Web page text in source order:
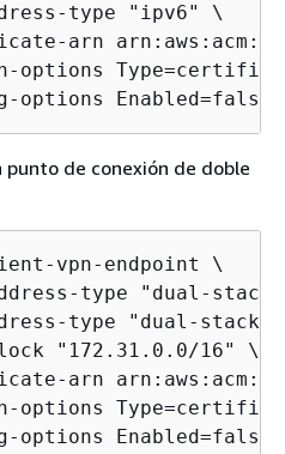
type "ipv6" \
arn
options
options Enabled=false
punto de conexión de doble
vpn-endpoint \
type "dual-
type "dual-stack"
"172.31.0.0/16" \
arn
options
options Enabled=false